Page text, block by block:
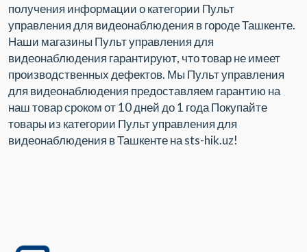
получения информации о категории Пульт
управления для видеонаблюдения в городе Ташкенте.
Наши магазины Пульт управления для
видеонаблюдения гарантируют, что товар не имеет
производственных дефектов. Мы Пульт управления
для видеонаблюдения предоставляем гарантию на
наш товар сроком от 10 дней до 1 года Покупайте
товары из категории Пульт управления для
видеонаблюдения в Ташкенте на sts-hik.uz!